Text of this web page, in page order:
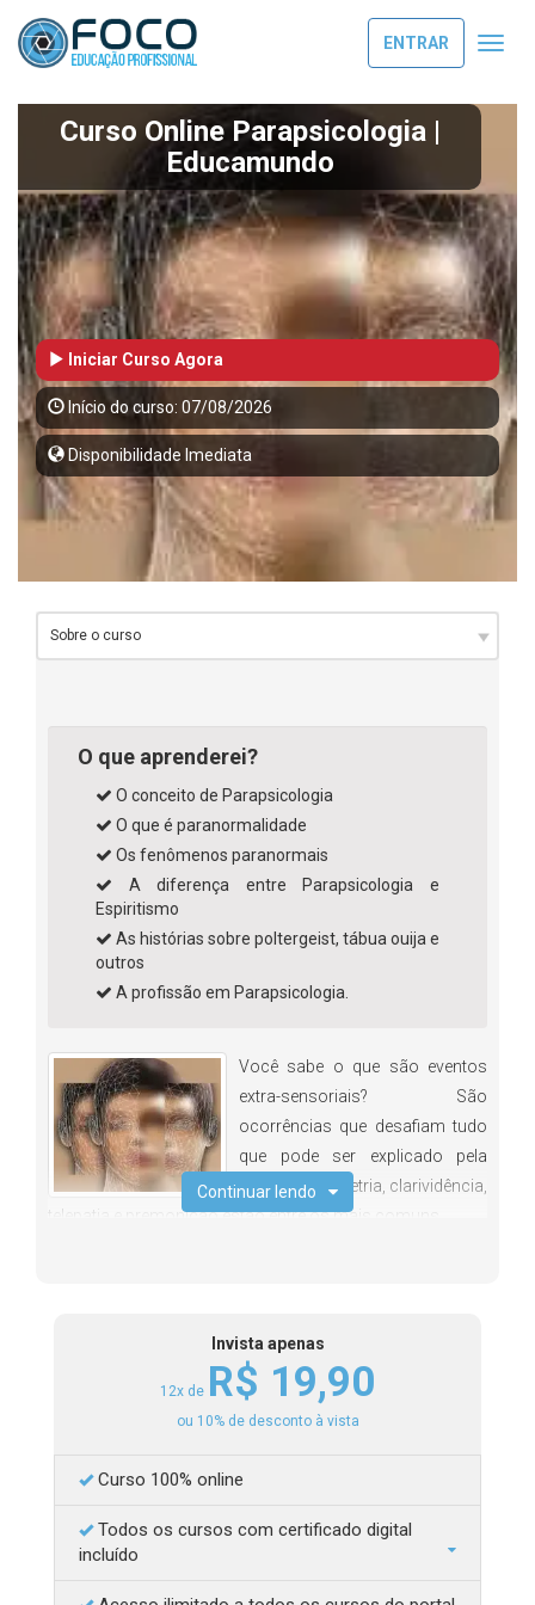
ENTRAR
Curso Online Parapsicologia |
Educamundo
Iniciar Curso Agora
Início do curso: 07/08/2026
Disponibilidade Imediata
O que aprenderei?
O conceito de Parapsicologia
O que é paranormalidade
Os fenômenos paranormais
A diferença entre Parapsicologia e
Espiritismo
As histórias sobre poltergeist, tábua ouija e
outros
A profissão em Parapsicologia.
Você sabe o que são eventos
extra-sensoriais? São
ocorrências que desafiam tudo
que pode ser explicado pela
razão. Psicometria, clarividência,
telepatia e premonição estão entre os mais comuns.
isso é tratado pela Parapsicologia.
Essa ciência, que já tem algumas ramificações, como a
Parapsicologia Forense e a Parapsicologia Clínica, estuda
sejam nossos cinco sentidos —isso, aliás, já é algo
Quem nunca usou a expressão “meu sexto sentido” ou a
Continuar lendo
Invista apenas
12x de R$ 19,90
ou 10% de desconto à vista
Curso 100% online
Todos os cursos com certificado digital
incluído